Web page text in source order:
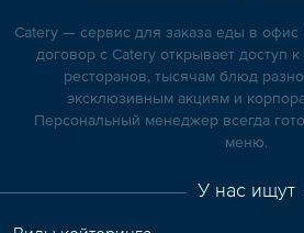
Catery — сервис для заказа еды в
договор с Catery открывает доступ
ресторанов, тысячам блюд
эксклюзивным акциям и
Персональный менеджер всегда
меню.
У нас ищут